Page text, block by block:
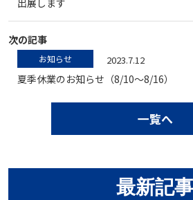
出展します
次の記事
お知らせ 2023.7.12
夏季休業のお知らせ（8/10～8/16）
一覧へ
最新記事